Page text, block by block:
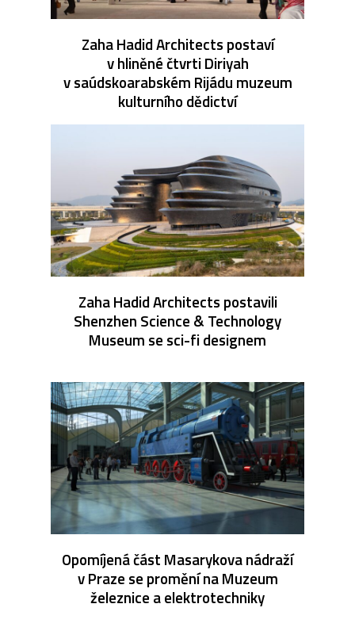
Zaha Hadid Architects postaví
v hliněné čtvrti Diriyah
v saúdskoarabském Rijádu muzeum
kulturního dědictví
Zaha Hadid Architects postavili
Shenzhen Science & Technology
Museum se sci-fi designem
Opomíjená část Masarykova nádraží
v Praze se promění na Muzeum
železnice a elektrotechniky